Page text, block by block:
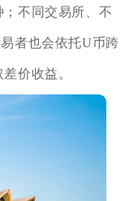
不同交易所、不
者也会依托U币跨
价收益。